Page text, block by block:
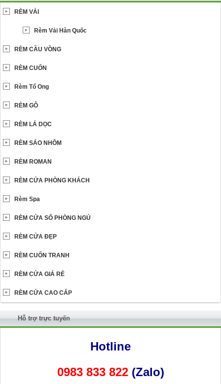
RÈM VẢI
Rèm Vải Hàn Quốc
RÈM CẦU VỒNG
RÈM CUỐN
Rèm Tổ Ong
RÈM GỖ
RÈM LÁ DỌC
RÈM SÁO NHÔM
RÈM ROMAN
RÈM CỬA PHÒNG KHÁCH
Rèm Spa
RÈM CỬA SỔ PHÒNG NGỦ
RÈM CỬA ĐẸP
RÈM CUỐN TRANH
RÈM CỬA GIÁ RẺ
RÈM CỬA CAO CẤP
Hỗ trợ trực tuyến
Hotline
0983 833 822 (Zalo)